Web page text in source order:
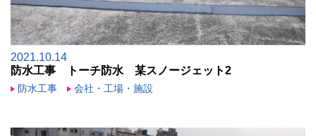
2021.10.14
防水工事 トーチ防水 某スノージェット2
防水工事 会社・工場・施設